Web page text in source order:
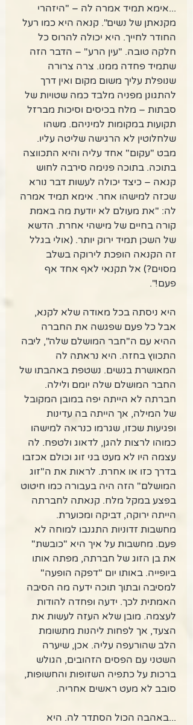
...אימא תמיד אמרה לה – "היזהרי
מקנאתן של נשים". קנאה היא כמו רעל
החודר לחייך. היא יכולה להרוס כל
חלקה טובה. "עין הרע" – הדבר הזה
שתמיד פחדה ממנו. צרה צרורה
שנופלת עליך משום מקום ואין דרך
להתגונן מפניה מלבד כמה שטויות של
סבתות – מלח בכיסים וסיכות מברזל
תקועות במקומות למיניהם. משהו
שלחלוטין לא הרגישה שליטה עליו.
מבט "עקום" אחד עליה והיא התכווצה
בתוכה. בתוכה פנימה סירבה לחוש
קנאה – כיצד יכולה לעשות דבר נורא
שכזה למישהו אחר. אימא תמיד אמרה
לה: "את מעולם לא יודעת מה באמת
קורה בחיים של מישהי אחרת. הדשא
של השכן תמיד ירוק יותר. (אולי בגלל
זה הקנאה הופכת לירוקה בשלב
מסוים?) אל תקנאי לאף אחד אף
פעם!".
היא ניסתה בכל מאודה שלא לקנא,
אבל כל פעם שפגשה את החברה
ההיא עם ה"חבר המושלם שלה", ליבה
התכווץ בחזה. היא נראתה לה
המאושרת בנשים. נשטפת באהבתו של
החבר המושלם שלה יומם ולילה.
חברתה לא הייתה יפה במובן המקובל
של המילה, אך הייתה בה עדינות
ופגיעות שכזו, שגרמו כנראה למישהו
כמוהו לרצות להגן, לדאוג ולטפח. לה
עצמה היו לא מעט בני זוג וכולם אכזבו
בדרך כזו או אחרת. לראות את ה"זוג
המושלם" הזה היה בעבורה כמו חיטוט
בפצע במקל מלח. קנאתה לחברתה
הייתה ירוקה, דביקה ומכוערת.
מחשבות זדוניות התגנבו למוחה לא
פעם. מחשבות על איך היא "כובשת"
את בן הזוג של חברתה, מפתה אותו
ביופייה. באותו יום "דפקה הופעה"
למסיבה ובתוך תוכה ידעה מה הסיבה
האמתית לכך. ידעה ופחדה להודות
לעצמה. מובן שלא העזה לעשות את
הצעד, אך לפחות ליהנות מתשומת
הלב שהורעפה עליה. אכן, שיערה
השטני עם הפסים הזהובים, הגולש
ברכות על כתפיה השזופות והחשופות,
סובב לא מעט ראשים אחריה.
...באהבה הכול הסתדר לה. היא